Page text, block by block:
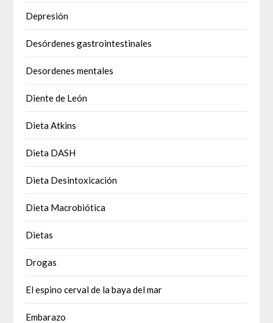
Depresión
Desórdenes gastrointestinales
Desordenes mentales
Diente de León
Dieta Atkins
Dieta DASH
Dieta Desintoxicación
Dieta Macrobiótica
Dietas
Drogas
El espino cerval de la baya del mar
Embarazo